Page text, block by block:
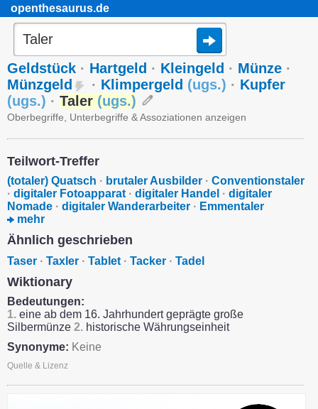
openthesaurus.de
Geldstück · Hartgeld · Kleingeld · Münze ·
Münzgeld
· Klimpergeld (ugs.) · Kupfer
(ugs.) · Taler (ugs.)
Oberbegriffe, Unterbegriffe & Assoziationen anzeigen
Teilwort-Treffer
(totaler) Quatsch · brutaler Ausbilder · Conventionstaler
· digitaler Fotoapparat · digitaler Handel · digitaler
Nomade · digitaler Wanderarbeiter · Emmentaler
mehr
Ähnlich geschrieben
Taser · Taxler · Tablet · Tacker · Tadel
Wiktionary
Bedeutungen:
1. eine ab dem 16. Jahrhundert geprägte große
Silbermünze 2. historische Währungseinheit
Synonyme: Keine
Quelle & Lizenz